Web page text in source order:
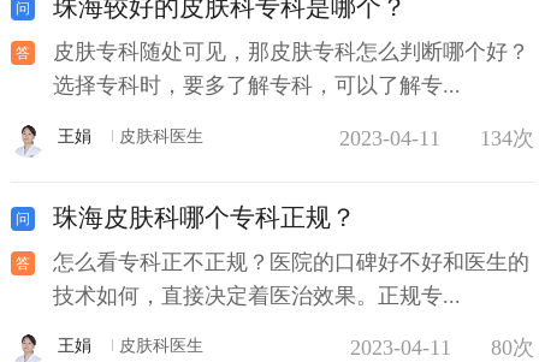
珠海较好的皮肤科专科是哪个？
皮肤专科随处可见，那皮肤专科怎么判断哪个好？
选择专科时，要多了解专科，可以了解专...
王娟 皮肤科医生 2023-04-11 134次
珠海皮肤科哪个专科正规？
怎么看专科正不正规？医院的口碑好不好和医生的
技术如何，直接决定着医治效果。正规专...
王娟 皮肤科医生 2023-04-11 80次